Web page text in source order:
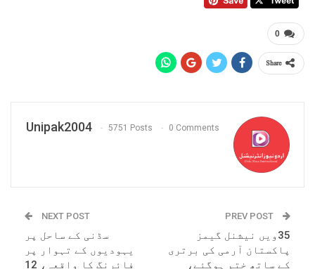
0
Share
Unipak2004 5751 Posts 0 Comments
35ویں نیشنل گیمز
پاکستان آرمی کی برتری
کے ساتھ ختم ہوگئے،
NEXT POST
سڈنی کے ساحل پر
یہودیوں کے تہوار پر
فائرنگ کا واقعہ، 12